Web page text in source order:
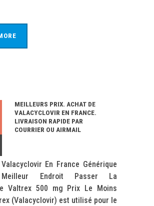
MEILLEURS PRIX. ACHAT DE
VALACYCLOVIR EN FRANCE.
LIVRAISON RAPIDE PAR
COURRIER OU AIRMAIL
En France Générique
Endroit Passer La
Valtrex 500 mg Prix Le Moins
(Valacyclovir) est utilisé pour le